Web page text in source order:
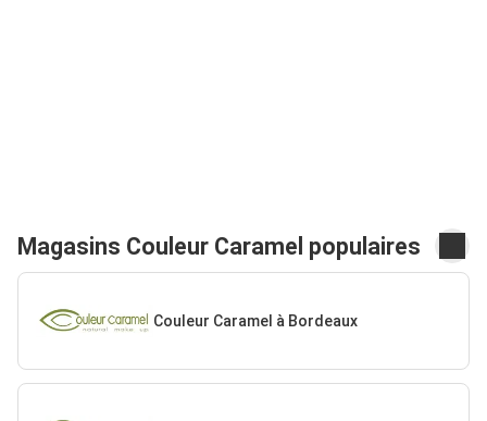
Magasins Couleur Caramel populaires
Couleur Caramel à Bordeaux